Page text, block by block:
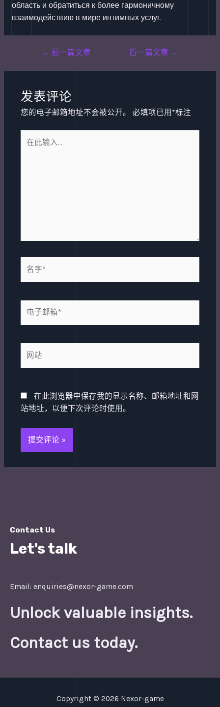
область и обратиться к более гармоничному
взаимодействию в мире интимных услуг.
Post← 前一篇文章 后一篇文章 →
发表评论
您的电子邮箱地址不会被公开。 必填项已用 *标注
箱
站
在此浏览器中保存我的显示名称、邮箱地址和网
站地址，以便下次评论时使用。
Contact Us
Let's talk
Email: enquiries@nexor-game.com
Unlock valuable insights.
Contact us today.
Copyright © 2026 Nexor-game